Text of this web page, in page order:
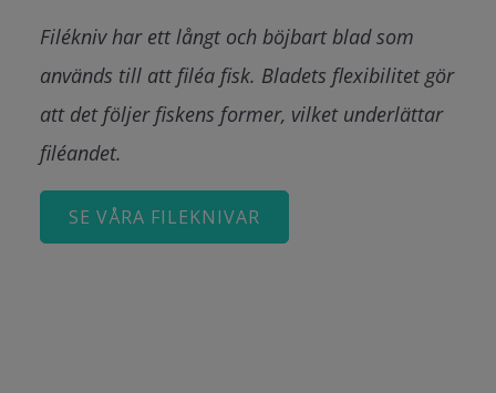
Filékniv har ett långt och böjbart blad som
används till att filéa fisk. Bladets flexibilitet gör
att det följer fiskens former, vilket underlättar
filéandet.
SE VÅRA FILEKNIVAR